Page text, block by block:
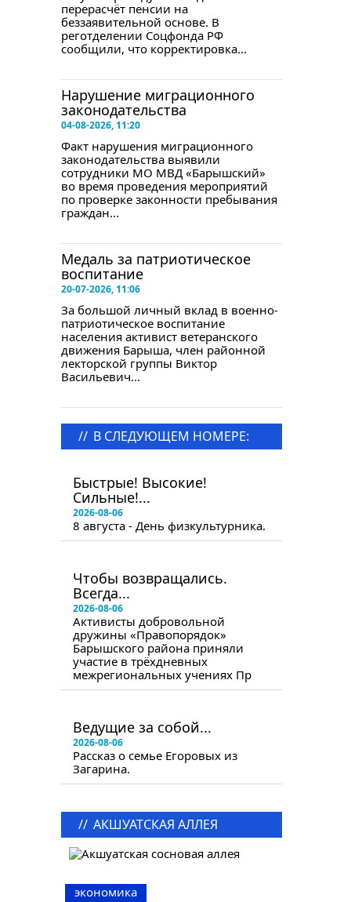
перерасчёт пенсии на
беззаявительной основе. В
реготделении Соцфонда РФ
сообщили, что корректировка...
Нарушение миграционного
законодательства
04-08-2026, 11:20
Факт нарушения миграционного
законодательства выявили
сотрудники МО МВД «Барышский»
во время проведения мероприятий
по проверке законности пребывания
граждан...
Медаль за патриотическое
воспитание
20-07-2026, 11:06
За большой личный вклад в военно-
патриотическое воспитание
населения активист ветеранского
движения Барыша, член районной
лекторской группы Виктор
Васильевич...
// В СЛЕДУЮЩЕМ НОМЕРЕ:
Быстрые! Высокие!
Сильные!...
2026-08-06
8 августа - День физкультурника.
Чтобы возвращались.
Всегда...
2026-08-06
Активисты добровольной
дружины «Правопорядок»
Барышского района приняли
участие в трёхдневных
межрегиональных учениях Пр
Ведущие за собой...
2026-08-06
Рассказ о семье Егоровых из
Загарина.
// АКШУАТСКАЯ АЛЛЕЯ
экономика